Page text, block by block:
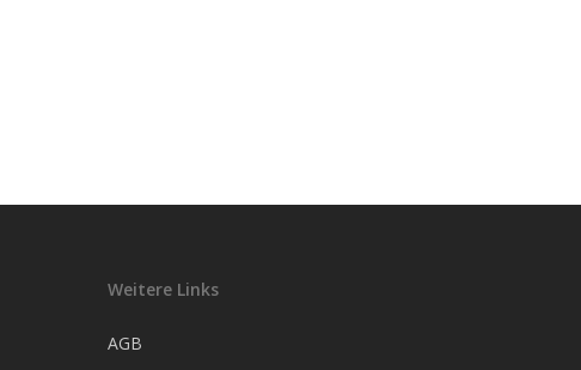
Weitere Links
AGB